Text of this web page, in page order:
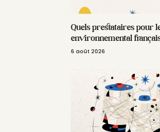
Quels prestataires pour
environnemental
6 août 2026